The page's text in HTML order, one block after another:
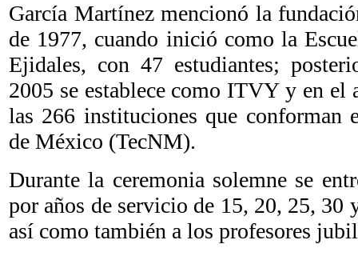
García Martínez mencionó la
de 1977, cuando inició como la
Ejidales, con 47 estudiantes;
2005 se establece como ITVY y en el
las 266 instituciones que conforman
de México (TecNM).
Durante la ceremonia solemne se
por años de servicio de 15, 20, 25, 30
así como también a los profesores